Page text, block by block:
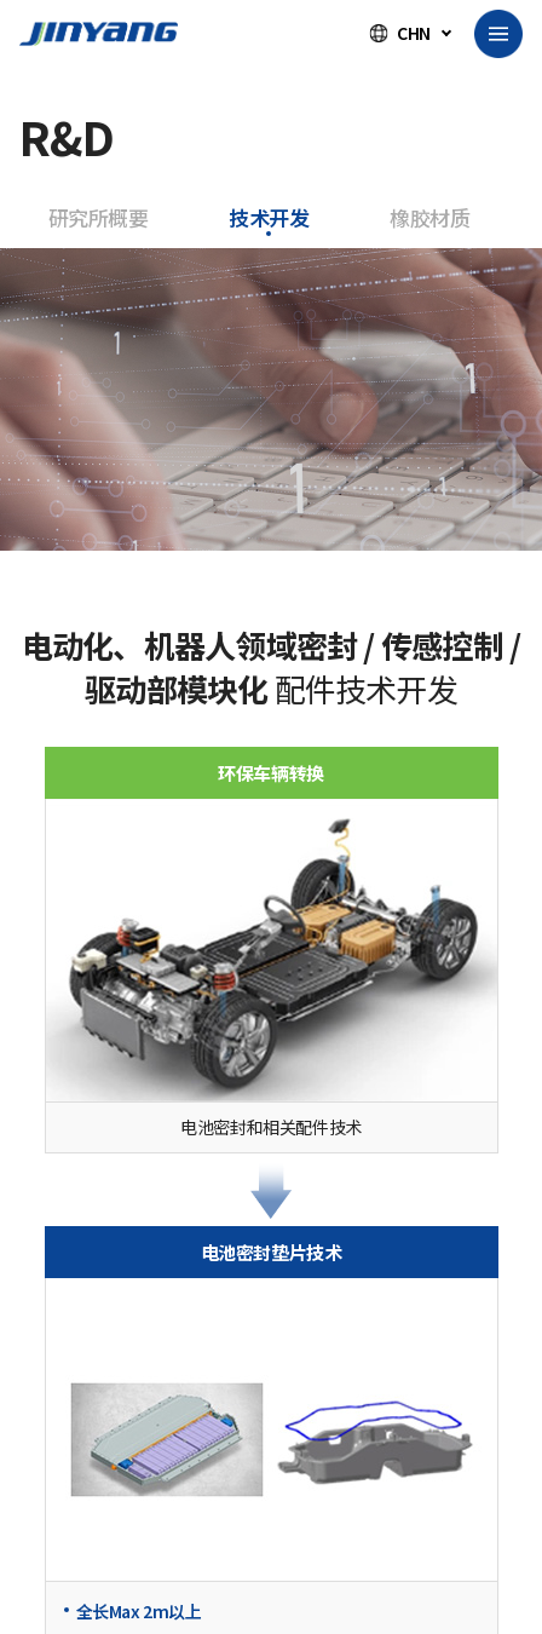
CHN
R&D
研究所概要 技术开发 橡胶材质
电动化、机器人领域密封 / 传感控制 /
驱动部模块化配件技术开发
环保车辆转换
电池密封和相关配件技术
电池密封垫片技术
全长Max 2m以上